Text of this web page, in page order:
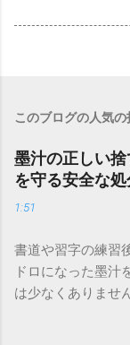
このブログの人気の
墨汁の正しい
を守る安全な
1:51
書道や習字の練習
ドロになった墨汁
は少なくありませ
と、実は予期せ